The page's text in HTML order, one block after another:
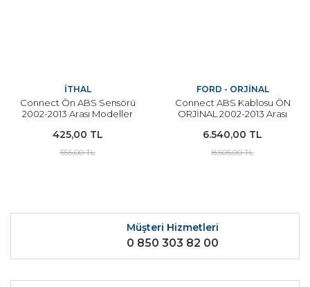
İTHAL
Connect Ön ABS Sensörü
2002-2013 Arası Modeller
425,00 TL
555,00 TL
FORD - ORJİNAL
Connect ABS Kablosu ÖN
ORJİNAL 2002-2013 Arası
6.540,00 TL
8.505,00 TL
Müşteri Hizmetleri
0 850 303 82 00